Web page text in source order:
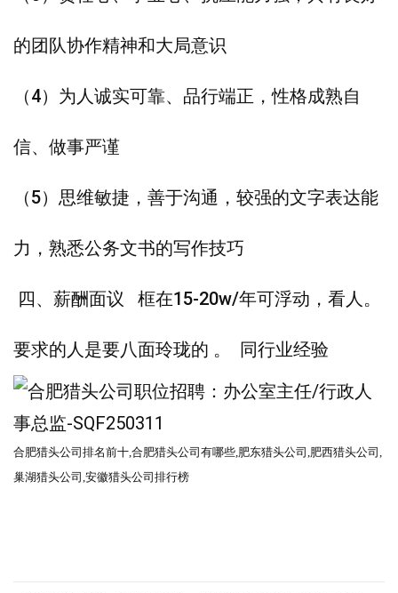
的团队协作精神和大局意识
（4）为人诚实可靠、品行端正，性格成熟自
信、做事严谨
（5）思维敏捷，善于沟通，较强的文字表达能
力，熟悉公务文书的写作技巧
四、薪酬面议 框在15-20w/年可浮动，看人。
要求的人是要八面玲珑的 。 同行业经验
合肥猎头公司 排名前十,合肥猎头公司 有哪些,肥东猎头公司 ,肥西猎头公司 ,
巢湖猎头公司,安徽猎头公司排行榜